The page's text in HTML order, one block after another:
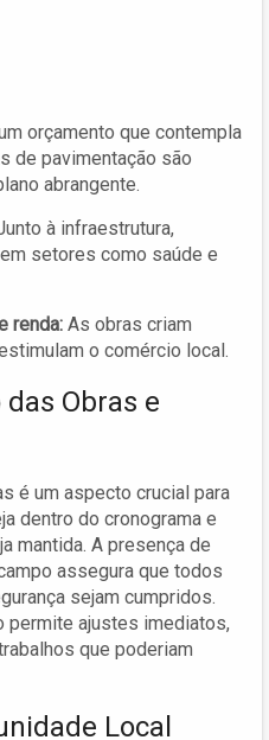
orçamento que contempla
de pavimentação são
abrangente.
à infraestrutura,
setores como saúde e
renda: As obras criam
o comércio local.
Obras e
é um aspecto crucial para
dentro do cronograma e
mantida. A presença de
assegura que todos
sejam cumpridos.
permite ajustes imediatos,
que poderiam
Local